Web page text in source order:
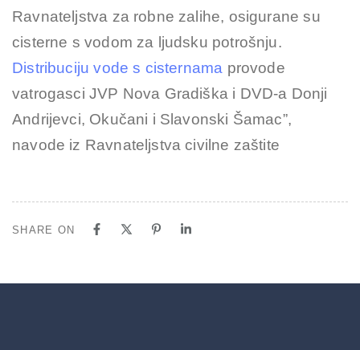
Ravnateljstva za robne zalihe, osigurane su
cisterne s vodom za ljudsku potrošnju.
Distribuciju vode s cisternama provode
vatrogasci JVP Nova Gradiška i DVD-a Donji
Andrijevci, Okučani i Slavonski Šamac”,
navode iz Ravnateljstva civilne zaštite
SHARE ON